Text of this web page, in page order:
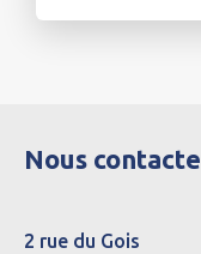
Nous
2 rue du Gois